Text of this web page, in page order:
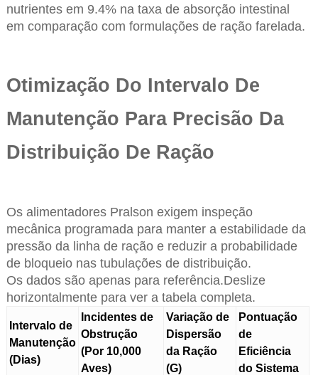
nutrientes em 9.4% na taxa de absorção intestinal
em comparação com formulações de ração farelada.
Otimização Do Intervalo De
Manutenção Para Precisão Da
Distribuição De Ração
Os alimentadores Pralson exigem inspeção
mecânica programada para manter a estabilidade da
pressão da linha de ração e reduzir a probabilidade
de bloqueio nas tubulações de distribuição.
Os dados são apenas para referência.Deslize
horizontalmente para ver a tabela completa.
Intervalo de
Manutenção
(Dias)
Incidentes de
Obstrução
(Por 10,000
Aves)
Variação de
Dispersão
da Ração
(G)
Pontuação
de
Eficiência
do Sistema